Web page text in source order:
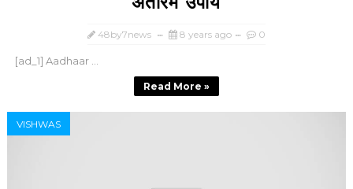
48by7news 8 years ago 0
[ad_1] Aadhaar ...
Read More »
VISHWAS